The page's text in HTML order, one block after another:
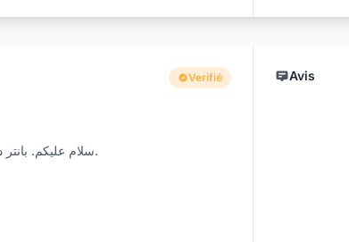
Verifié
سلام عليكم. بانتر ديكور سامبل اسعار في المتناول اتقان و سرعة و مصداقية مرحبا بكم.
Avis